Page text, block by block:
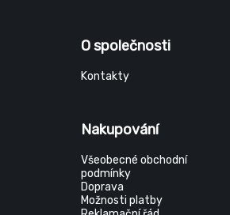
O společnosti
Kontakty
Nakupování
Všeobecné obchodní
podmínky
Doprava
Možnosti platby